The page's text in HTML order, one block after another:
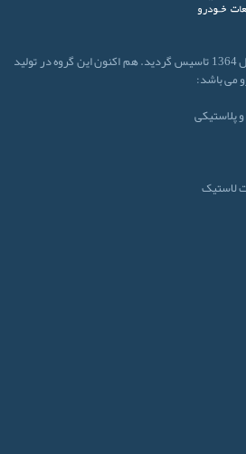
گروه صنعتی پارت لاستیک در سال 1364 تاسیس گردید. هم اکنون این گروه در تولید
می باشد:
پلاستیکی
لاستیک